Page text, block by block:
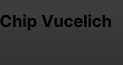
Chip Vucelich